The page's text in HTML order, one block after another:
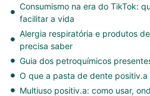
Consumismo na era do TikTok:
facilitar a vida
Alergia respiratória e produtos
precisa saber
Guia dos petroquímicos
O que a pasta de dente
Multiuso positiv.a: como usar,